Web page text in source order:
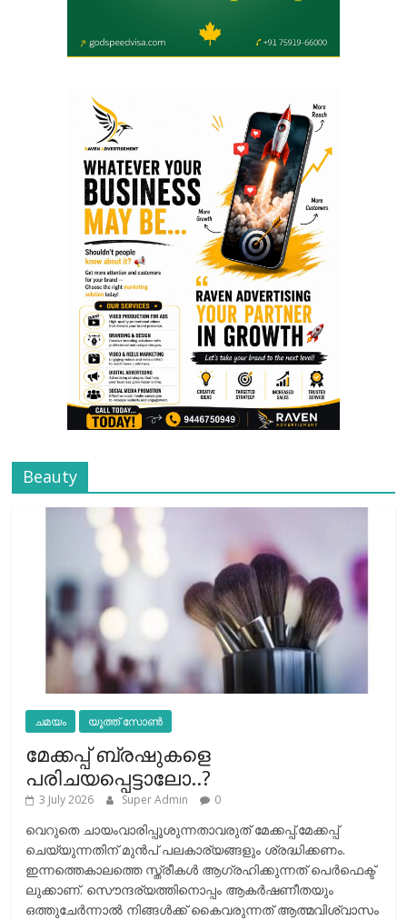
Beauty
ചമയം യൂത്ത് സോൺ
മേക്കപ്പ് ബ്രഷുകളെ
പരിചയപ്പെട്ടാലോ..?
3 July 2026 Super Admin 0
വെറുതെ ചായംവാരിപ്പൂശുന്നതാവരുത് മേക്കപ്പ്.മേക്കപ്പ്
ചെയ്യുന്നതിന് മുന്‍പ് പലകാര്യങ്ങളും ശ്രദ്ധിക്കണം.
ഇന്നത്തെകാലത്തെ സ്ത്രീകള്‍ ആഗ്രഹിക്കുന്നത് പെര്‍ഫെക്ട്
ലുക്കാണ്. സൌന്ദര്യത്തിനൊപ്പം ആകര്‍ഷണീതയും
ഒത്തുചേര്‍ന്നാല്‍ നിങ്ങള്‍ക്ക് കൈവരുന്നത് ആത്മവിശ്വാസം